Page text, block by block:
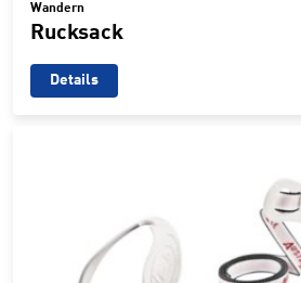
Wandern
Rucksack
Details